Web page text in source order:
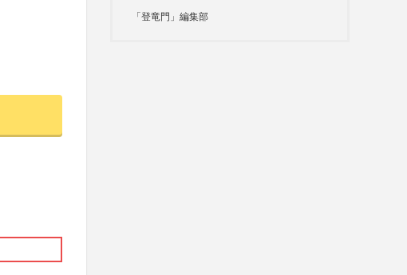
「登竜門」編集部